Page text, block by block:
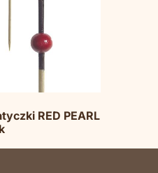
RED PEARL